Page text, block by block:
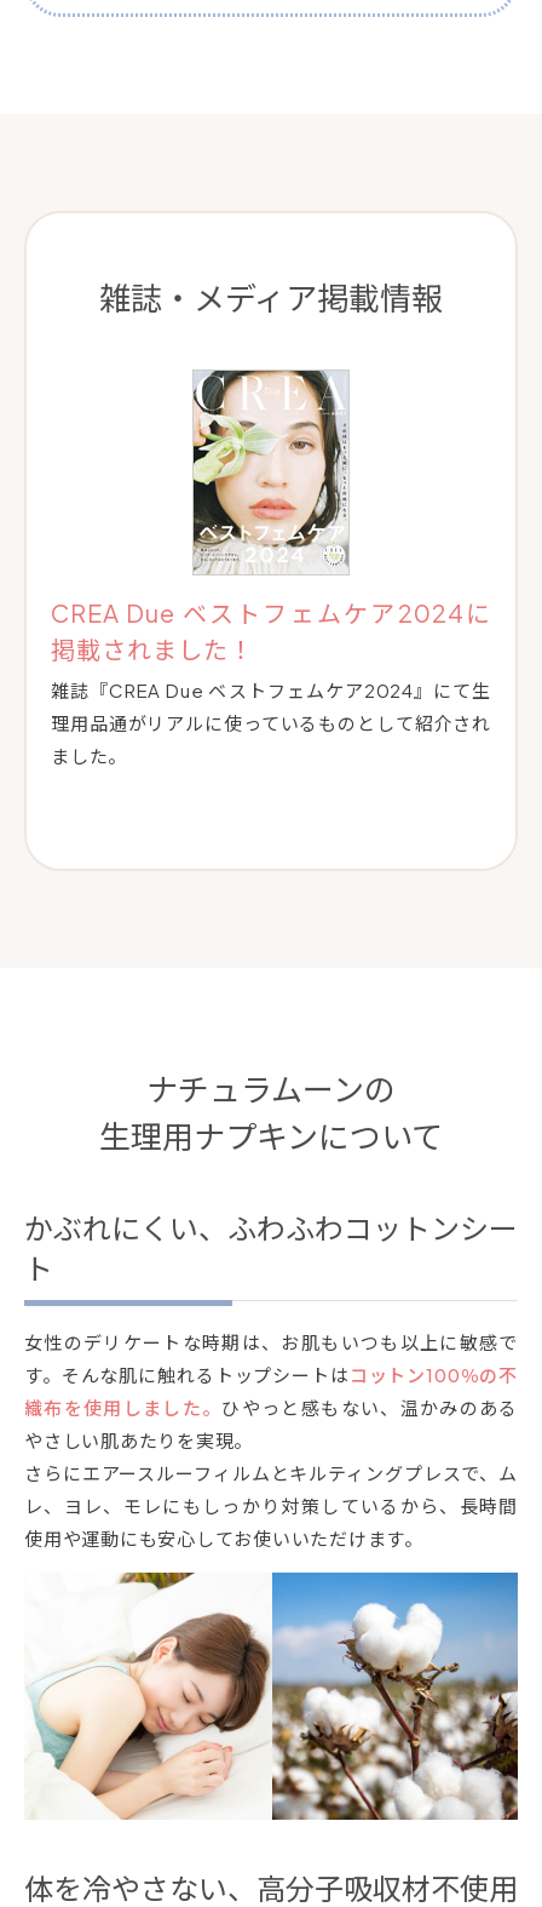
雑誌・メディア掲載情報
CREA Due ベストフェムケア2024に
掲載されました！
雑誌『CREA Due ベストフェムケア2024』にて生
理用品通がリアルに使っているものとして紹介され
ました。
ナチュラムーンの
生理用ナプキンについて
かぶれにくい、ふわふわコットンシー
ト
女性のデリケートな時期は、お肌もいつも以上に敏感で
す。そんな肌に触れるトップシートは コットン100％の不
織布を使用しました。 ひやっと感もない、温かみのある
やさしい肌あたりを実現。
さらにエアースルーフィルムとキルティングプレスで、ム
レ、ヨレ、モレにもしっかり対策しているから、長時間
使用や運動にも安心してお使いいただけます。
体を冷やさない、高分子吸収材不使用